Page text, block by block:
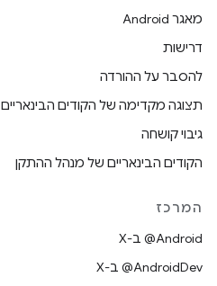
מאגר Android
דרישות
להסבר על ההורדה
תצוגה מקדימה של הקודים הבינאריים
גיבוי קושחה
הקודים הבינאריים של מנהל ההתקן
המרכז
‫‎@Android ב-X
‫‎@AndroidDev ב-X